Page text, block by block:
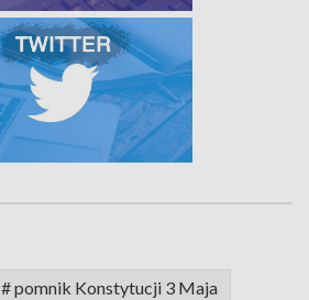
# pomnik Konstytucji 3 Maja